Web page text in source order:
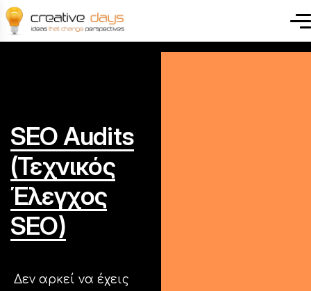
SEOAudits
(Τεχνικός
Έλεγχος
SEO)
Δεν αρκεί να έχεις